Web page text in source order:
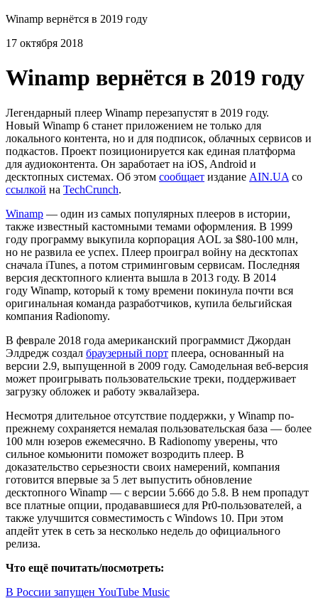
Winamp вернётся в 2019 году
17 октября 2018
Winamp вернётся в 2019 году
Легендарный плеер Winamp перезапустят в 2019 году.
Новый Winamp 6 станет приложением не только для
локального контента, но и для подписок, облачных сервисов и
подкастов. Проект позиционируется как единая платформа
для аудиоконтента. Он заработает на iOS, Android и
десктопных системах. Об этом сообщает издание AIN.UA со
ссылкой на TechCrunch.
Winamp — один из самых популярных плееров в истории,
также известный кастомными темами оформления. В 1999
году программу выкупила корпорация AOL за $80-100 млн,
но не развила ее успех. Плеер проиграл войну на десктопах
сначала iTunes, а потом стриминговым сервисам. Последняя
версия десктопного клиента вышла в 2013 году. В 2014
году Winamp, который к тому времени покинула почти вся
оригинальная команда разработчиков, купила бельгийская
компания Radionomy.
В феврале 2018 года американский программист Джордан
Элдредж создал браузерный порт плеера, основанный на
версии 2.9, выпущенной в 2009 году. Самодельная веб-версия
может проигрывать пользовательские треки, поддерживает
загрузку обложек и работу эквалайзера.
Несмотря длительное отсутствие поддержки, у Winamp по-
прежнему сохраняется немалая пользовательская база — более
100 млн юзеров ежемесячно. В Radionomy уверены, что
сильное комьюнити поможет возродить плеер. В
доказательство серьезности своих намерений, компания
готовится впервые за 5 лет выпустить обновление
десктопного Winamp — c версии 5.666 до 5.8. В нем пропадут
все платные опции, продававшиеся для Pr0-пользователей, а
также улучшится совместимость с Windows 10. При этом
апдейт утек в сеть за несколько недель до официального
релиза.
Что ещё почитать/посмотреть:
В России запущен YouTube Music